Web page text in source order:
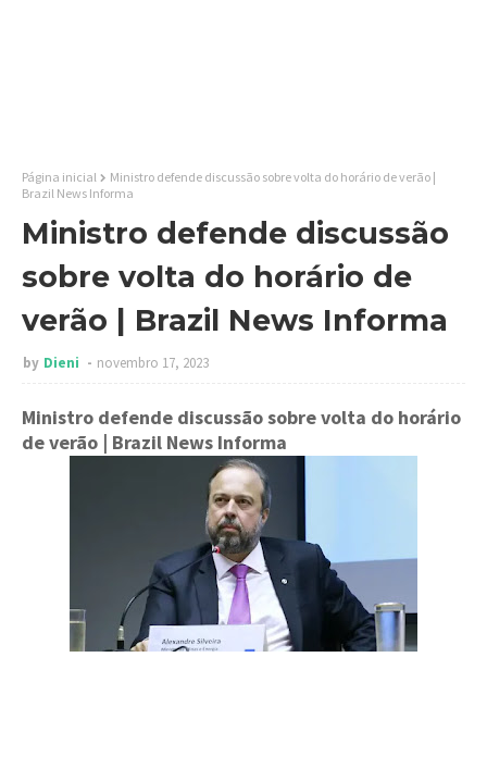
Página inicial
Ministro defende discussão sobre volta do horário de verão |
Brazil News Informa
Ministro defende discussão
sobre volta do horário de
verão | Brazil News Informa
by Dieni novembro 17, 2023
Ministro defende discussão sobre volta do horário
de verão | Brazil News Informa